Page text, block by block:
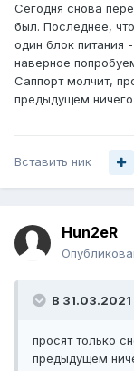
Сегодня снова
был. Последнее,
один блок питания
наверное
Саппорт молчит,
предыдущем
Вставить ник
Hun2eR
В
просят только
предыдущем